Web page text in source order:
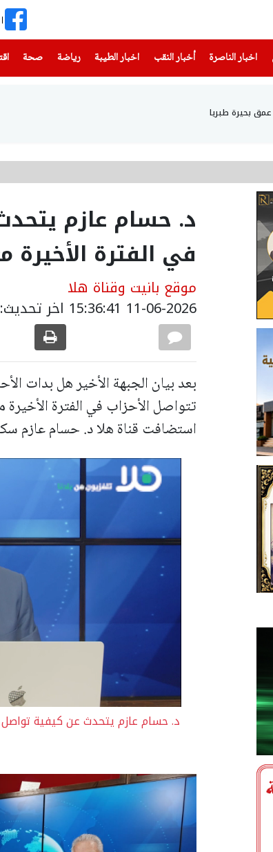
اخبار الناصرة
(current) أخبار النقب اخبار الطيبة(current) رياضة
(current) صحة(current)
د. حسام عازم
في الفترة الأخيرة
موقع بانيت وقناة هلا
11-06-2026 15:36:41 اخر تحديث: 12-06-2026 07:13:00
بعد بيان الجبهة الأخير هل بدات
تتواصل الأحزاب في الفترة
استضافت قناة هلا د. حسام عازم
د. حسام عازم يتحدث عن كيفية تواصل